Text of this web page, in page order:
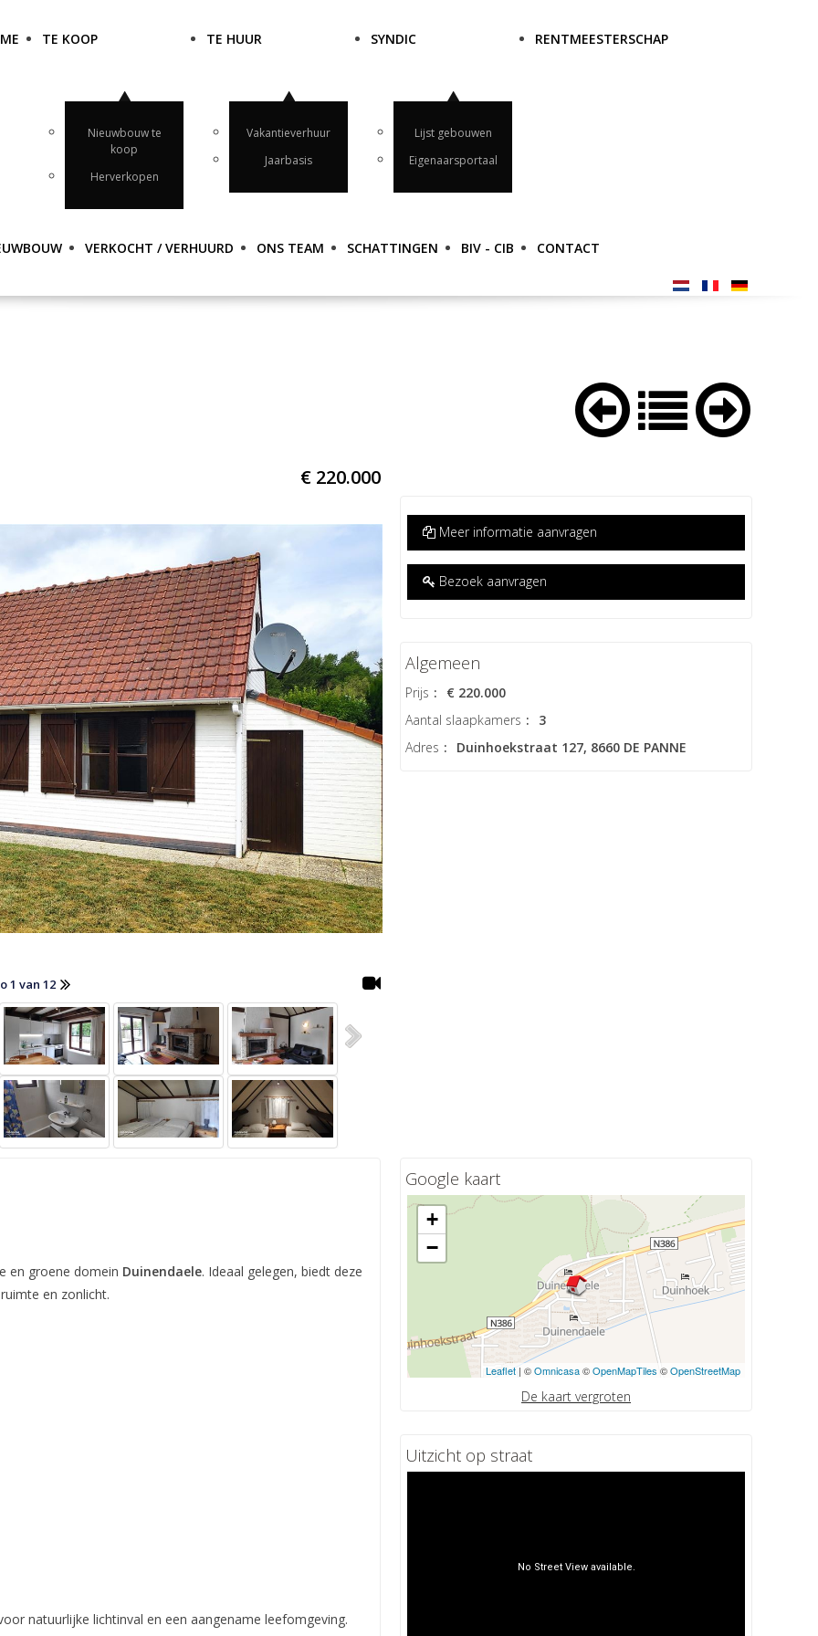
TE KOOP
Nieuwbouw te
koop
Herverkopen
TE HUUR
Vakantieverhuur
Jaarbasis
SYNDIC
Lijst gebouwen
Eigenaarsportaal
RENTMEESTERSCHAP
VERKOCHT / VERHUURD ONS TEAM SCHATTINGEN BIV - CIB CONTACT
€ 220.000
1 van 12
Meer informatie aanvragen
Bezoek aanvragen
Algemeen
Prijs :
€ 220.000
Aantal slaapkamers :
3
Adres : Duinhoekstraat 127, 8660 DE PANNE
en groene domein Duinendaele. Ideaal gelegen, biedt deze
en zonlicht.
natuurlijke lichtinval en een aangename leefomgeving.
Google kaart
+
−
Leaflet| ©Omnicasa©OpenMapTiles ©OpenStreetMap
De kaart vergroten
Uitzicht op straat